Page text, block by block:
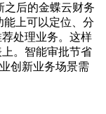
之后的金蝶云财务
上可以定位、分
处理业务。这样
。智能审批节省
创新业务场景需